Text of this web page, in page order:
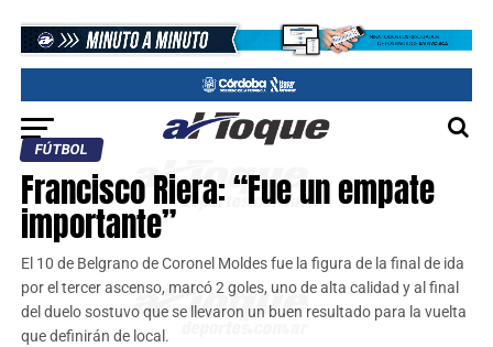
FÚTBOL
Francisco Riera: “Fue un empate
importante”
El 10 de Belgrano de Coronel Moldes fue la figura de la final de ida
por el tercer ascenso, marcó 2 goles, uno de alta calidad y al final
del duelo sostuvo que se llevaron un buen resultado para la vuelta
que definirán de local.